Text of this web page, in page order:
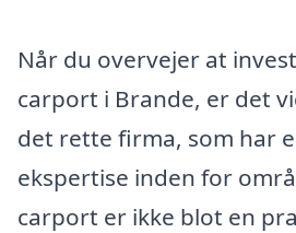
Når du overvejer at
carport i Brande, er det
det rette firma, som har
ekspertise inden for
carport er ikke blot en